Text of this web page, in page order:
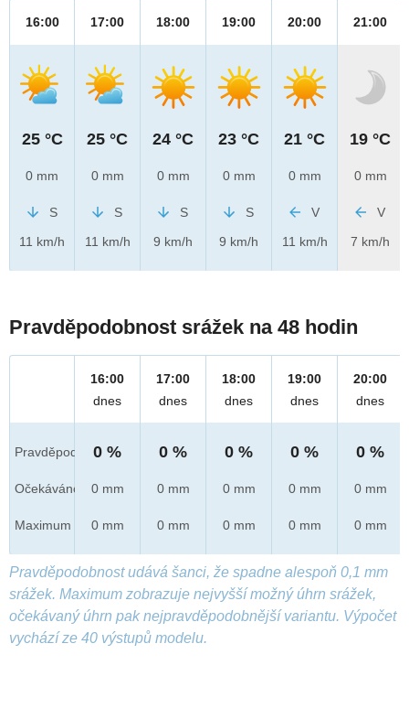
16:00
25 °C
0 mm
S
11 km/h
17:00
25 °C
0 mm
S
11 km/h
18:00
24 °C
0 mm
S
9 km/h
19:00
23 °C
0 mm
S
9 km/h
20:00
21 °C
0 mm
V
11 km/h
21:00
19 °C
0 mm
V
7 km/h
Pravděpodobnost srážek na 48 hodin
Pravděpod.
Očekáváno
Maximum
16:00
dnes
0 %
0 mm
0 mm
17:00
dnes
0 %
0 mm
0 mm
18:00
dnes
0 %
0 mm
0 mm
19:00
dnes
0 %
0 mm
0 mm
20:00
dnes
0 %
0 mm
0 mm
Pravděpodobnost udává šanci, že spadne alespoň 0,1 mm
srážek. Maximum zobrazuje nejvyšší možný úhrn srážek,
očekávaný úhrn pak nejpravděpodobnější variantu. Výpočet
vychází ze 40 výstupů modelu.